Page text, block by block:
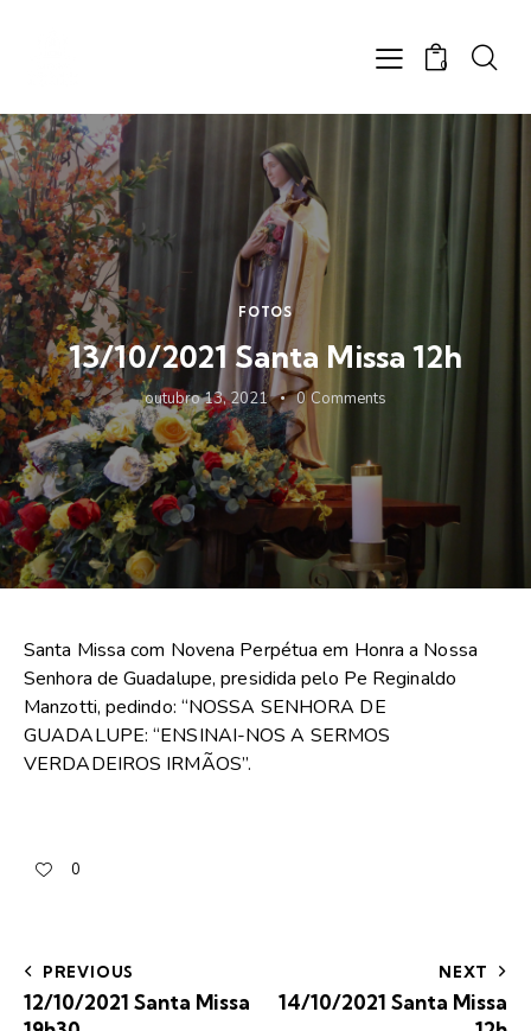
0
FOTOS
13/10/2021 Santa Missa 12h
outubro 13, 2021 0 Comments
Santa Missa com Novena Perpétua em Honra a Nossa
Senhora de Guadalupe, presidida pelo Pe Reginaldo
Manzotti, pedindo: “NOSSA SENHORA DE
GUADALUPE: “ENSINAI-NOS A SERMOS
VERDADEIROS IRMÃOS”.
0
PREVIOUS
12/10/2021 Santa Missa
NEXT
14/10/2021 Santa Missa